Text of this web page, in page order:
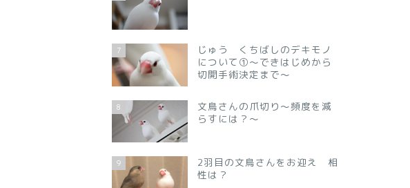
7
じゅう くちばしのデキモノ
について①～できはじめから
切開手術決定まで～
8
文鳥さんの爪切り～頻度を減
らすには？～
9
2羽目の文鳥さんをお迎え 相
性は？